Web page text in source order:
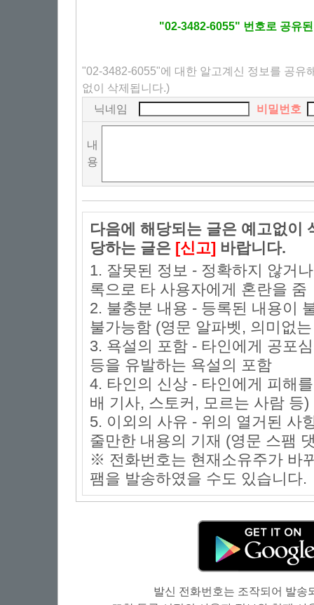
"02-3482-6055" 번호로 공유
"02-3482-6055"에 대한 알고계신 정보를 공유
없이 삭제됩니다.)
닉네임
비밀번호
내
용
다음에 해당되는 글은 예고없이
당하는 글은 [신고] 바랍니다.
1. 잘못된 정보 - 정확하지 않거
록으로 타 사용자에게 혼란을 줌
2. 불충분 내용 - 등록된 내용이
불가능함 (영문 알파벳, 의미없
3. 욕설의 포함 - 타인에게 공포
등을 유발하는 욕설의 포함
4. 타인의 신상 - 타인에게 피해
배 기사, 스토커, 모르는 사람 등)
5. 이외의 사유 - 위의 열거된 사
줄만한 내용의 기재 (영문 스팸
※ 전화번호는 현재소유주가 바
팸을 발송하였을 수도 있습니다.
발신 전화번호는 조작되어 발송